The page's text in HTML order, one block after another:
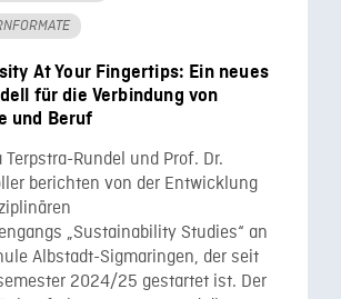
At Your Fingertips: Ein neues
für die Verbindung von
und Beruf
Terpstra-Rundel und Prof. Dr.
berichten von der Entwicklung
„Sustainability Studies“ an
Albstadt-Sigmaringen, der seit
2024/25 gestartet ist. Der